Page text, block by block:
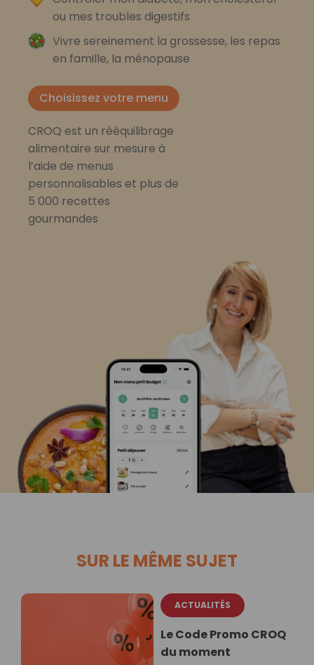
ou mes troubles digestifs
Vivre sereinement la grossesse, les repas
en famille, la ménopause
Choisissez votre menu
CROQ est un rééquilibrage
alimentaire sur mesure à
l’aide de menus
personnalisables et plus de
5 000 recettes
gourmandes
SUR LE MÊME SUJET
ACTUALITÉS
Le Code Promo CROQ
du moment